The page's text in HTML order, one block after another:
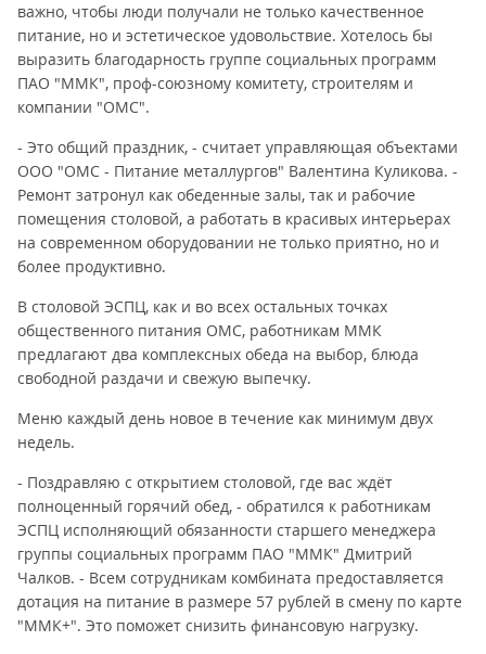
важно, чтобы люди получали не только качественное
питание, но и эстетическое удовольствие. Хотелось бы
выразить благодарность группе социальных программ
ПАО "ММК", проф-союзному комитету, строителям и
компании "ОМС".
- Это общий праздник, - считает управляющая объектами
ООО "ОМС - Питание металлургов" Валентина Куликова. -
Ремонт затронул как обеденные залы, так и рабочие
помещения столовой, а работать в красивых интерьерах
на современном оборудовании не только приятно, но и
более продуктивно.
В столовой ЭСПЦ, как и во всех остальных точках
общественного питания ОМС, работникам ММК
предлагают два комплексных обеда на выбор, блюда
свободной раздачи и свежую выпечку.
Меню каждый день новое в течение как минимум двух
недель.
- Поздравляю с открытием столовой, где вас ждёт
полноценный горячий обед, - обратился к работникам
ЭСПЦ исполняющий обязанности старшего менеджера
группы социальных программ ПАО "ММК" Дмитрий
Чалков. - Всем сотрудникам комбината предоставляется
дотация на питание в размере 57 рублей в смену по карте
"ММК+". Это поможет снизить финансовую нагрузку.